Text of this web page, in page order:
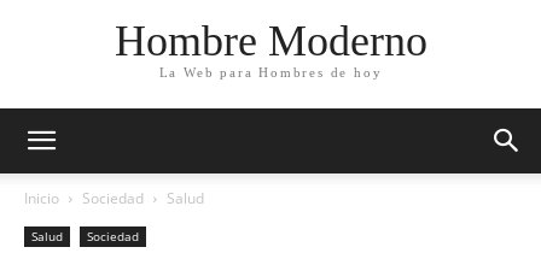
Hombre Moderno
La Web para Hombres de hoy
Inicio Sociedad Salud
Salud Sociedad